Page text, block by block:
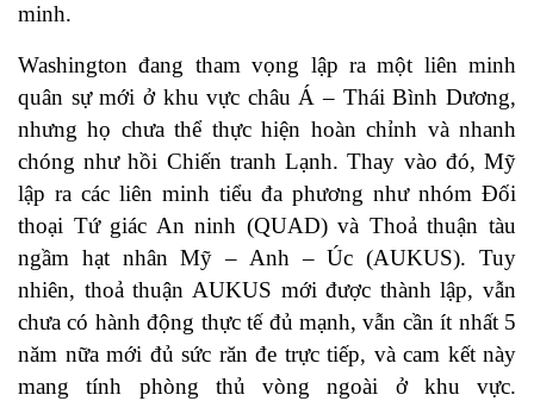
minh.
Washington đang tham vọng lập ra một liên minh
quân sự mới ở khu vực châu Á – Thái Bình Dương,
nhưng họ chưa thể thực hiện hoàn chỉnh và nhanh
chóng như hồi Chiến tranh Lạnh. Thay vào đó, Mỹ
lập ra các liên minh tiểu đa phương như nhóm Đối
thoại Tứ giác An ninh (QUAD) và Thoả thuận tàu
ngầm hạt nhân Mỹ – Anh – Úc (AUKUS). Tuy
nhiên, thoả thuận AUKUS mới được thành lập, vẫn
chưa có hành động thực tế đủ mạnh, vẫn cần ít nhất 5
năm nữa mới đủ sức răn đe trực tiếp, và cam kết này
mang tính phòng thủ vòng ngoài ở khu vực.